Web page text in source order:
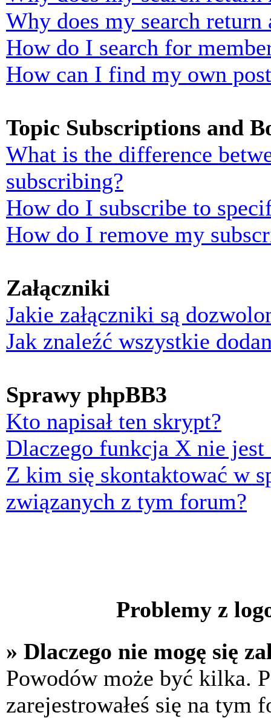
Why does my search return
How do I search for
How can I find my own
Topic Subscriptions and
What is the difference
subscribing?
How do I subscribe to
How do I remove my
Załączniki
Jakie załączniki są
Jak znaleźć wszystkie
Sprawy phpBB3
Kto napisał ten skrypt?
Dlaczego funkcja X nie jest
Z kim się skontaktować w
związanych z tym forum?
Problemy z
» Dlaczego nie mogę się
Powodów może być kilka.
zarejestrowałeś się na tym